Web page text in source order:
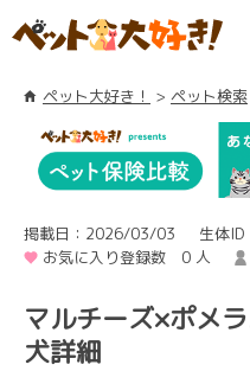
ペット大好き！ ペット検索
掲載日：2026/03/03
生体
お気に入り登録数 0 人
マルチーズ×ポメ
犬詳細